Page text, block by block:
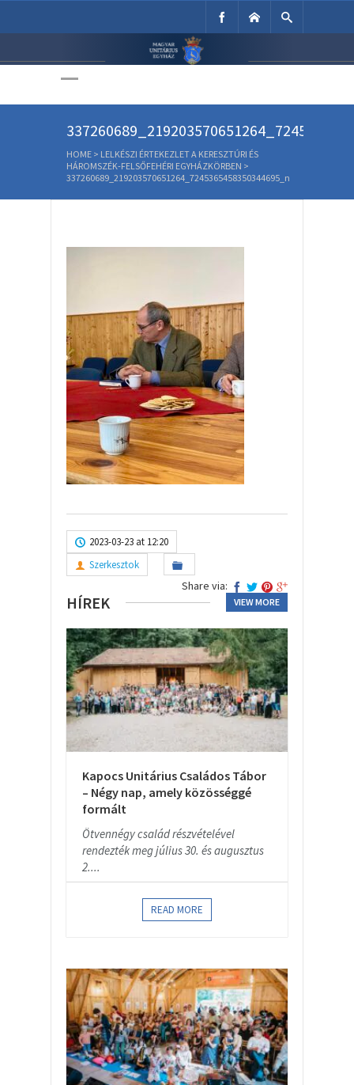
Unitárius Egyház
HOME > LELKÉSZI ÉRTEKEZLET A KERESZTÚRI ÉS
HÁROMSZÉK-FELSŐFEHÉRI EGYHÁZKÖRBEN >
337260689_219203570651264_7245365458350344695_n
2023-03-23 at 12:20
Szerkesztok
Share via:
HÍREK VIEW MORE
Kapocs Unitárius Családos Tábor
– Négy nap, amely közösséggé
formált
Ötvennégy család részvételével
rendezték meg július 30. és augusztus
2....
READ MORE